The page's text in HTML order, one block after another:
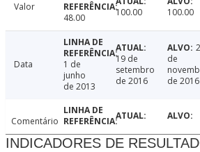
Valor
48.00
100.00 100.00
Data
1 de
junho
de 2013
19 de
setembro
de 2016
2
de
de 2016
Comentário
INDICADORES DE